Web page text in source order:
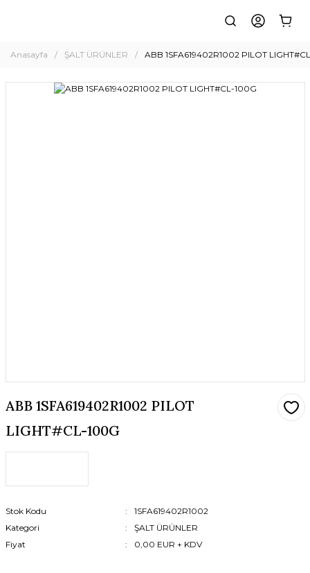
Anasayfa ŞALT ÜRÜNLER ABB 1SFA619402R1002 PILOT
ABB 1SFA619402R1002 PILOT
LIGHT#CL-100G
Stok Kodu
1SFA619402R1002
Kategori
ŞALT ÜRÜNLER
Fiyat
0,00 EUR + KDV